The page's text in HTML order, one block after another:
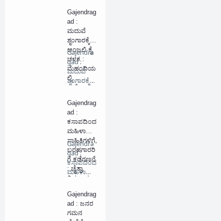
ಡುತ್ತಿರುವ
ಛಲಗಾತಿ
Gajendrag
ad :
ಮದುವೆ
ಶೃಂಗಾರಕ್ಕೆ
ಅಂಜಲಿ ಕೈ
ಚಳಕ :
ಮೆಹಂದಿಯ
ಲ್ಲಿ
ಮತ್ತೊಂದು
Gajendra
gad :
ಮದುವೆ
ಶೃಂಗಾರಕ್ಕೆ
Gajendrag
ad :
ಕಸಾಪದಿಂದ
ಮಹಿಳಾ
ಸಾಹಿತಿಗಳಿಗೆ,
ಬರಹಗಾರರಿ
ಗೆ ಕಡೆಗಣನೆ
: ಚೈತ್ರಾ
ವಿಶ್ವಬ್ರಾಹ್ಮಣ
Gajendra
gad :
ಕಸಾಪದಿಂದ
ಮಹಿಳಾ
Gajendrag
ad : ಜನರ
ಗಮನ